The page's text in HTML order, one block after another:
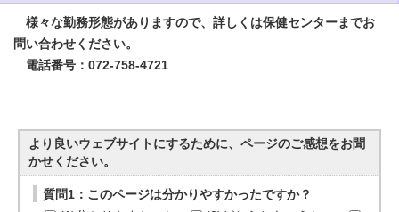
様々な勤務形態がありますので、詳しくは保健センターまでお
問い合わせください。
電話番号：072-758-4721
より良いウェブサイトにするために、ページのご感想をお聞
かせください。
質問1：このページは分かりやすかったですか？